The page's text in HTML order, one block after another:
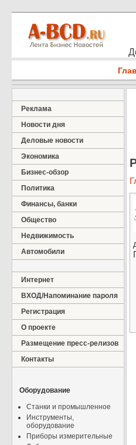
Реклама
Новости дня
Деловые новости
Экономика
Бизнес-обзор
Политика
Финансы, банки
Общество
Недвижимость
Автомобили
Интернет
ВХОД/Напоминание пароля
Регистрация
О проекте
Размещение пресс-релизов
Контакты
Оборудование
Станки и промышленное
Инструменты,
оборудование
Приборы измерительные